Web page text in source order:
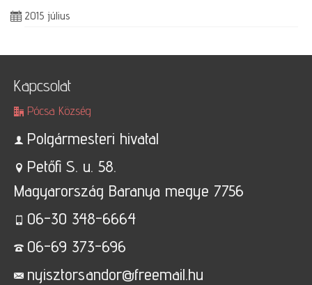
2015 július
Kapcsolat
Pócsa Község
Polgármesteri hivatal
Petőfi S. u. 58.
Magyarország Baranya megye 7756
06-30 348-6664
06-69 373-696
nyisztorsandor@freemail.hu